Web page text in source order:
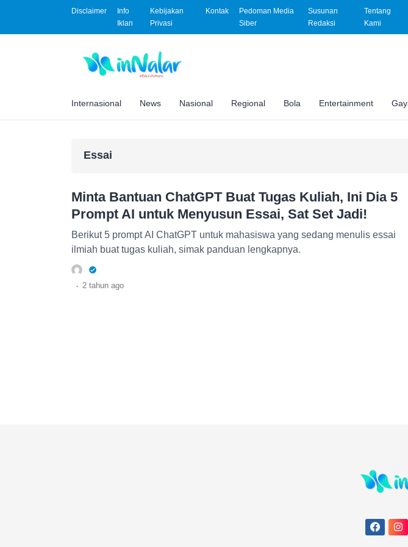
Disclaimer
Info
Iklan
Kebijakan
Privasi
Kontak
Pedoman Media
Siber
Susunan
Redaksi
Tentang
Kami
Internasional News Nasional Regional Bola Entertainment
Essai
Minta Bantuan ChatGPT Buat Tugas Kuliah, Ini Dia 5
Prompt AI untuk Menyusun Essai, Sat Set Jadi!
Berikut 5 prompt AI ChatGPT untuk mahasiswa yang sedang menulis essai
ilmiah buat tugas kuliah, simak panduan lengkapnya.
. 2 tahun ago